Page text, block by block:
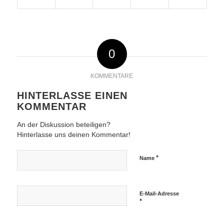
0
KOMMENTARE
HINTERLASSE EINEN
KOMMENTAR
An der Diskussion beteiligen?
Hinterlasse uns deinen Kommentar!
Name *
E-Mail-Adresse
*